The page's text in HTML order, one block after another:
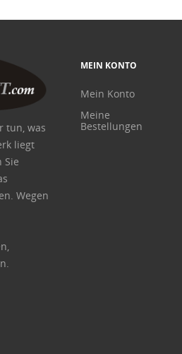
tun, was
liegt
Sie
Wegen
MEIN KONTO
Mein Konto
Meine
Bestellungen